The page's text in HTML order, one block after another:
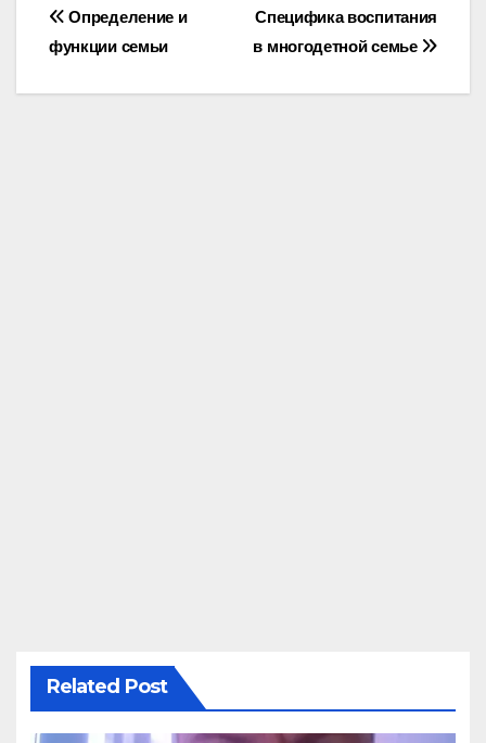
Post
navigation
Специфика воспитания
в многодетной семье
Определение и
функции семьи
Related Post